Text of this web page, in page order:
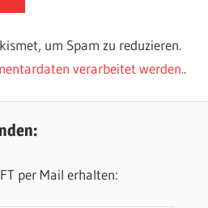
um Spam zu reduzieren.
verarbeitet werden..
per Mail erhalten: